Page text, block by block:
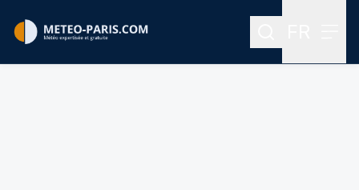
Rechercher